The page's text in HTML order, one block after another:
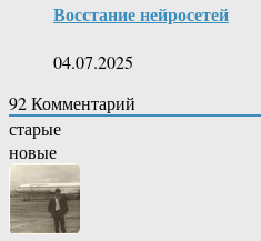
Восстание нейросетей
04.07.2025
92Комментарий
старые
новые